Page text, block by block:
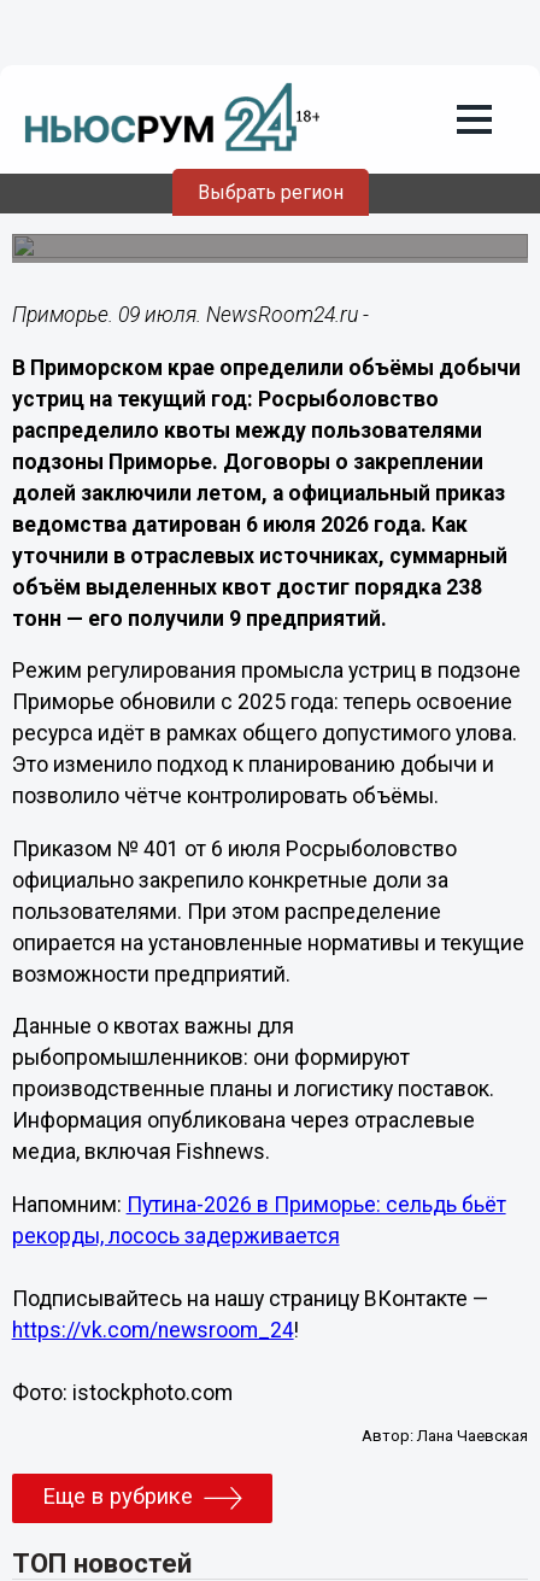
Выбрать регион
Росрыболовство приказом от 6 июля 2026 года
закрепило за 9 предприятиями доли квоты на вылов
устриц.
Приморье. 09 июля. NewsRoom24.ru -
В Приморском крае определили объёмы добычи
устриц на текущий год: Росрыболовство
распределило квоты между пользователями
подзоны Приморье. Договоры о закреплении
долей заключили летом, а официальный приказ
ведомства датирован 6 июля 2026 года. Как
уточнили в отраслевых источниках, суммарный
объём выделенных квот достиг порядка 238
тонн — его получили 9 предприятий.
Режим регулирования промысла устриц в подзоне
Приморье обновили с 2025 года: теперь освоение
ресурса идёт в рамках общего допустимого улова.
Это изменило подход к планированию добычи и
позволило чётче контролировать объёмы.
Приказом № 401 от 6 июля Росрыболовство
официально закрепило конкретные доли за
пользователями. При этом распределение
опирается на установленные нормативы и текущие
возможности предприятий.
Данные о квотах важны для
рыбопромышленников: они формируют
производственные планы и логистику поставок.
Информация опубликована через отраслевые
медиа, включая Fishnews.
Напомним: Путина-2026 в Приморье: сельдь бьёт
рекорды, лосось задерживается
Подписывайтесь на нашу страницу ВКонтакте —
https://vk.com/newsroom_24!
Фото: istockphoto.com
Автор: Лана Чаевская
Еще в рубрике
ТОП новостей